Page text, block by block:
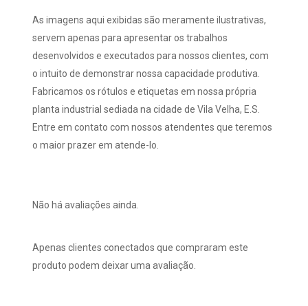
As imagens aqui exibidas são meramente ilustrativas,
servem apenas para apresentar os trabalhos
desenvolvidos e executados para nossos clientes, com
o intuito de demonstrar nossa capacidade produtiva.
Fabricamos os rótulos e etiquetas em nossa própria
planta industrial sediada na cidade de Vila Velha, E.S.
Entre em contato com nossos atendentes que teremos
o maior prazer em atende-lo.
Não há avaliações ainda.
Apenas clientes conectados que compraram este
produto podem deixar uma avaliação.